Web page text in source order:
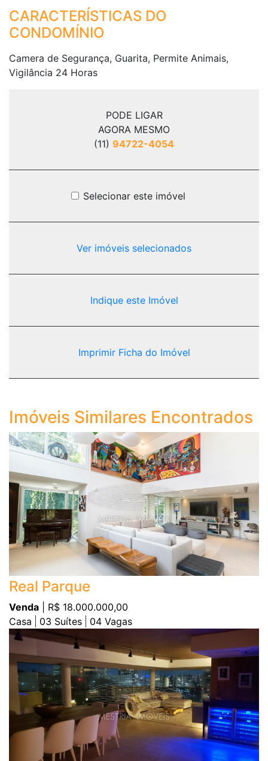
PODE LIGAR
AGORA MESMO
(11) 94722-4054
Selecionar este imóvel
Ver imóveis selecionados
Indique este Imóvel
Imprimir Ficha do Imóvel
CARACTERÍSTICAS DO
CONDOMÍNIO
Camera de Segurança, Guarita, Permite Animais,
Vigilância 24 Horas
Imóveis Similares Encontrados
Real Parque
Venda | R$ 18.000.000,00
Casa
03 Suítes 04 Vagas